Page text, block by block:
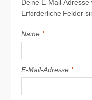
Deine E-Mail-Adresse
Erforderliche Felder
Name *
E-Mail-Adresse *